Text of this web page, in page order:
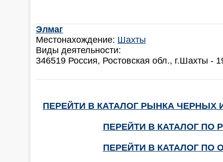
Элмаг
Местонахождение: Шахты
Виды деятельности:
346519 Россия, Ростовская обл., г.Шахты -
ПЕРЕЙТИ В КАТАЛОГ РЫНКА ЧЕРНЫХ
ПЕРЕЙТИ В КАТАЛОГ ПО
ПЕРЕЙТИ В КАТАЛОГ ПО